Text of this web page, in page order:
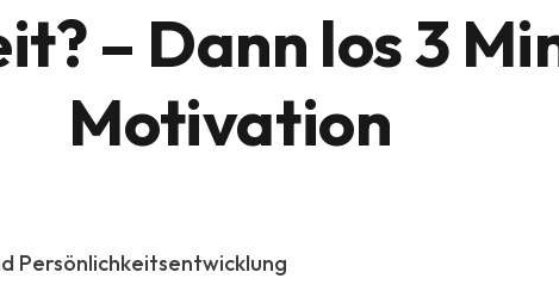
– Dann los 3
Motivation
Persönlichkeitsentwicklung